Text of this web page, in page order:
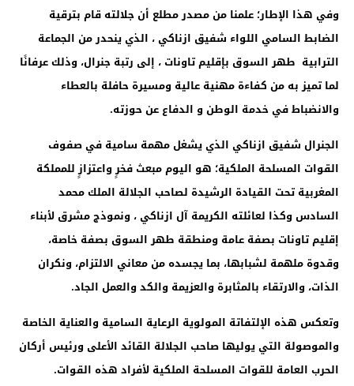
وفي هذا الإطار؛ علمنا من مصدر مطلع أن جلالته قام بترقية
الضابط السامي اللواء شفيق ازناكي ، الذي ينحدر من الجماعة
الترابية طهر السوق بإقليم تاونات ، إلى رتبة جنرال، وذلك عرفانًا
لما تميز به من كفاءة مهنية عالية ومسيرة حافلة بالعطاء
والانضباط في خدمة الوطن و الدفاع عن حوزته.
الجنرال شفيق ازناكي الذي يشغلمهمة سامية في صفوف
القوات المسلحة الملكية؛ هو اليوم مبعث فخرٍ واعتزازٍ للمملكة
المغربية تحت القيادة الرشيدة لصاحب الجلالة الملك محمد
السادس وكذا لعائلته الكريمة آل ازناكي ، ونموذج مشرق لأبناء
إقليم تاونات بصفة عامة ومنطقة طهر السوق بصفة خاصة،
وقدوة ملهمة لشبابها، بما يجسده من معاني الالتزام، ونكران
الذات، والارتقاء بالمثابرة والعزيمة والكد والعمل الجاد.
وتعكس هذه الإلتفاتة المولوية الرعاية السامية والعناية الخاصة
والموصولة التي يوليها صاحب الجلالة القائد الأعلى ورئيس أركان
الحرب العامة للقوات المسلحة الملكية لأفراد هذه القوات.